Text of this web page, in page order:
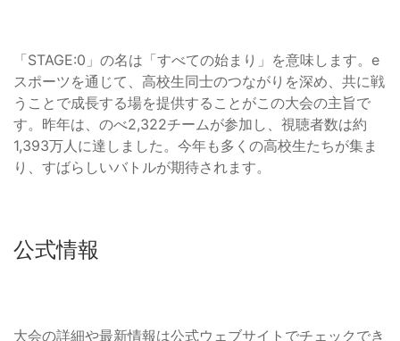
「STAGE:0」の名は「すべての始まり」を意味します。e
スポーツを通じて、高校生同士のつながりを深め、共に戦
うことで成長する場を提供することがこの大会の主旨で
す。昨年は、のべ2,322チームが参加し、視聴者数は約
1,393万人に達しました。今年も多くの高校生たちが集ま
り、すばらしいバトルが期待されます。
公式情報
大会の詳細や最新情報は公式ウェブサイトでチェックでき